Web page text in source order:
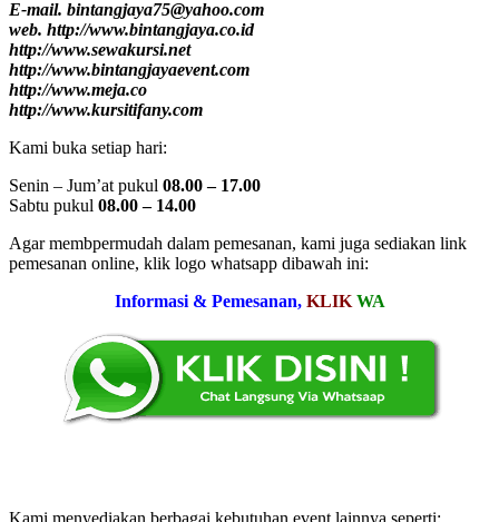
E-mail. bintangjaya75@yahoo.com
web. http://www.bintangjaya.co.id
http://www.sewakursi.net
http://www.bintangjayaevent.com
http://www.meja.co
http://www.kursitifany.com
Kami buka setiap hari:
Senin – Jum’at pukul 08.00 – 17.00
Sabtu pukul 08.00 – 14.00
Agar membpermudah dalam pemesanan, kami juga sediakan link
pemesanan online, klik logo whatsapp dibawah ini:
Informasi & Pemesanan, KLIK WA
Kami menyediakan berbagai kebutuhan event lainnya seperti: